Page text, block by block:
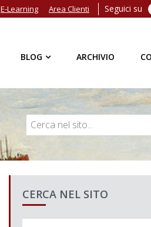
Seguici su
E-Learning Area Clienti
BLOG ARCHIVIO
CERCA NEL SITO